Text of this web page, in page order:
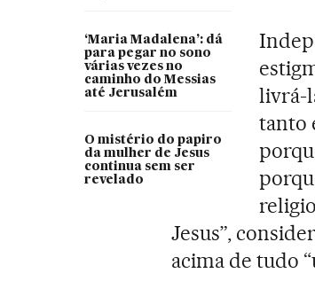
‘Maria Madalena’: dá
para pegar no sono
várias vezes no
caminho do Messias
até Jerusalém
O mistério do papiro
da mulher de Jesus
continua sem ser
revelado
livrá-
tanto
Jesus”,
acima de tudo